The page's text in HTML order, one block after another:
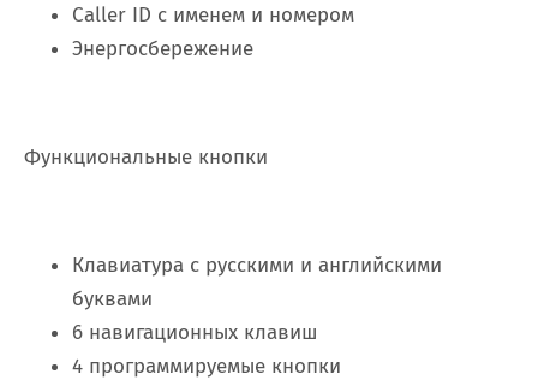
Caller ID с именем и номером
Энергосбережение
Функциональные кнопки
Клавиатура с русскими и английскими
буквами
6 навигационных клавиш
4 программируемые кнопки